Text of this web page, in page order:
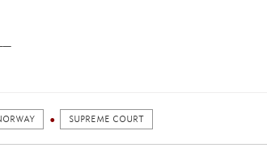
SUPREME COURT